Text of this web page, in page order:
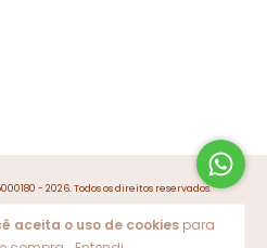
aceita o uso de cookies para
- 2026. Todos os direitos reservados.